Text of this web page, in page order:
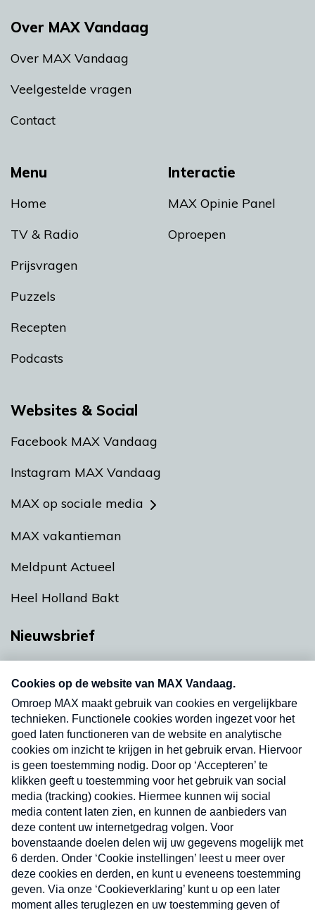
Menu
Home
TV & Radio
Prijsvragen
Puzzels
Recepten
Podcasts
Interactie
MAX Opinie Panel
Oproepen
Over MAX Vandaag
Over MAX Vandaag
Veelgestelde vragen
Contact
Websites & Social
Facebook MAX Vandaag
Instagram MAX Vandaag
MAX op sociale media
MAX vakantieman
Meldpunt Actueel
Heel Holland Bakt
Nieuwsbrief
nieuwsbrief. Elke vrijdag- en dinsdagochtend in
uw mailbox.
Verzend
Nieuwsbrief
Neem hier een gratis abonnement op onze